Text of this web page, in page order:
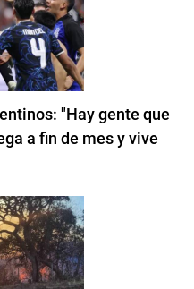
"Hay gente que
a fin de mes y vive